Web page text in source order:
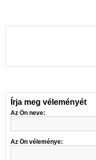
Írja meg véleményét
Az Ön neve:
Az Ön véleménye: